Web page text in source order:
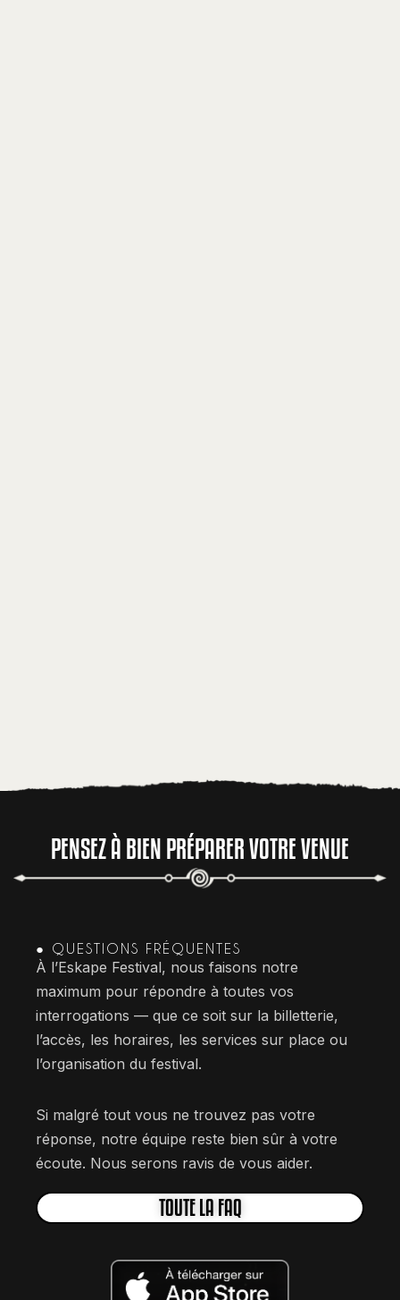
PENSEZ À BIEN PRÉPARER VOTRE VENUE
● QUESTIONS FRÉQUENTES
À l’Eskape Festival, nous faisons notre
maximum pour répondre à toutes vos
interrogations — que ce soit sur la billetterie,
l’accès, les horaires, les services sur place ou
l’organisation du festival.
Si malgré tout vous ne trouvez pas votre
réponse, notre équipe reste bien sûr à votre
écoute. Nous serons ravis de vous aider.
TOUTE LA FAQ